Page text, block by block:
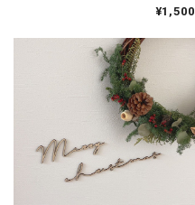
¥1,500